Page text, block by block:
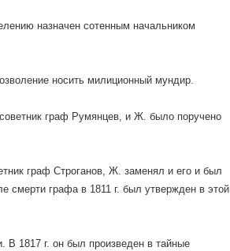
назначен сотенным начальником
носить милиционный мундир.
граф Румянцев, и Ж. было поручено
граф Строганов, Ж. заменял и его и был
смерти графа в 1811 г. был утвержден в этой
В 1817 г. он был произведен в тайные